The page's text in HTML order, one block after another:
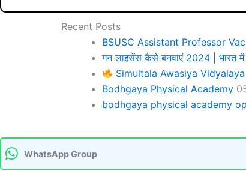
Recent Posts
BSUSC Assistant Professor
गन लाइसेंस कैसे बनवाएं 2024 | भारत में
Simultala Awasiya
Bodhgaya Physical Academy
bodhgaya physical academy
WhatsApp Group